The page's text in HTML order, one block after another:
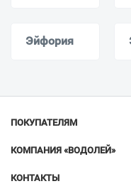
Эйфория
ПОКУПАТЕЛЯМ
КОМПАНИЯ «ВОДОЛЕЙ»
КОНТАКТЫ